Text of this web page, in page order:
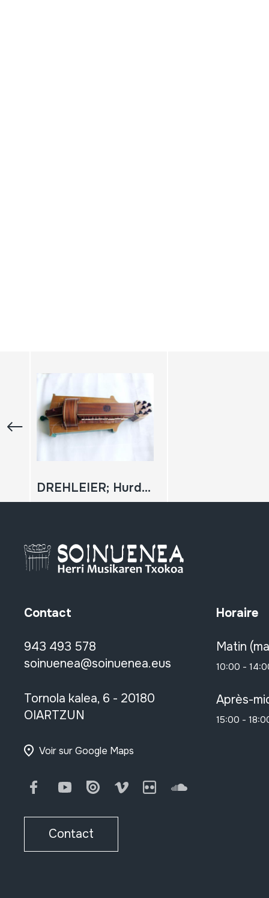
DREHLEIER; Hurdy gurdy; Vielle-Renaissance modell
Contact
943 493 578
soinuenea@soinuenea.eus
Tornola kalea, 6 - 20180
OIARTZUN
Voir sur Google Maps
FacebookYoutubeIssuu Vimeo FlickrSoundCloud
Contact
Horaire
Matin
10:00 -
Après-
15:00 -